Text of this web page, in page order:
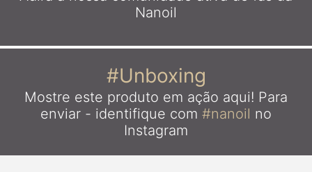
Nanoil
#Unboxing
Mostre este produto em ação aqui! Para
enviar - identifique com #nanoil no
Instagram